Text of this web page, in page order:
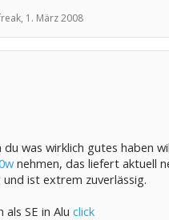
1. März 2008
du was wirklich gutes haben
nehmen, das liefert aktuell
und ist extrem zuverlässig.
als SE in Alu click